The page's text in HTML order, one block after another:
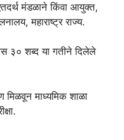
मंडळाने किंवा आयुक्त,
महाराष्ट्र राज्य.
३० शब्द या गतीने दिलेले
माध्यमिक शाळा